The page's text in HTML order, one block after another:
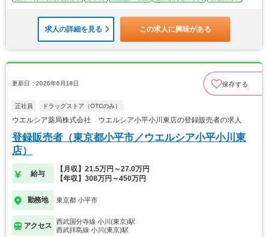
求人の詳細を見る この求人に興味がある
更新日：2026年6月18日 保存する
正社員 ドラッグストア（OTCのみ）
ウエルシア薬局株式会社 ウエルシア小平小川東店の登録販売者の求人
登録販売者（東京都小平市／ウエルシア小平小川東
店）
給与
【月収】21.5万円～27.0万円
【年収】308万円～450万円
勤務地 東京都 小平市
アクセス
西武国分寺線 小川(東京)駅
西武拝島線 小川(東京)駅